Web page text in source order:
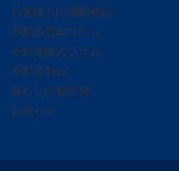
お客様との感動秘話
不動産売却コラム
不動産購入コラム
不動産Tips
暮らしの知恵袋
お知らせ